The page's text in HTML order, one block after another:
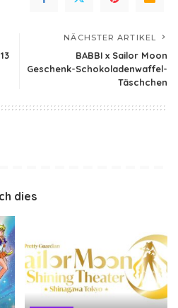
NÄCHSTER ARTIKEL
BABBI x Sailor Moon
Geschenk-Schokoladenwaffel-
Täschchen
dies